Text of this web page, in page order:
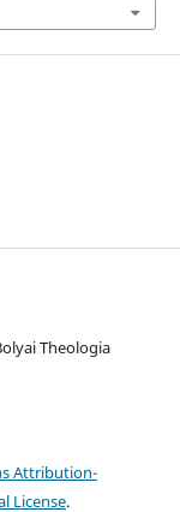
Theologia
Attribution-
License.